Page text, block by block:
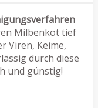
Milbenkot tief
Viren, Keime,
durch diese
und günstig!